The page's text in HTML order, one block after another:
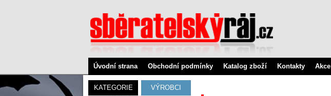
Úvodní strana Obchodní podmínky Katalog zboží Kontakty Akce
KATEGORIE
VÝROBCI